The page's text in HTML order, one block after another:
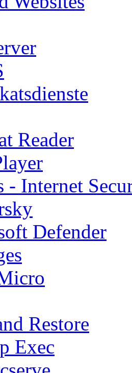
Reader
- Internet
Defender
Restore
Exec